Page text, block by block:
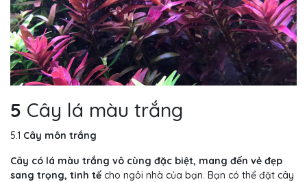
5 Cây lá màu trắng
5.1 Cây môn trắng
Cây có lá màu trắng vô cùng đặc biệt, mang đến vẻ đẹp
sang trọng, tinh tế cho ngôi nhà của bạn. Bạn có thể đặt cây